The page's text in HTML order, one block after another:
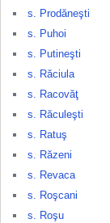
s. Prodăneşti
s. Puhoi
s. Putineşti
s. Răciula
s. Racovăţ
s. Răculeşti
s. Ratuş
s. Răzeni
s. Revaca
s. Roşcani
s. Roşu